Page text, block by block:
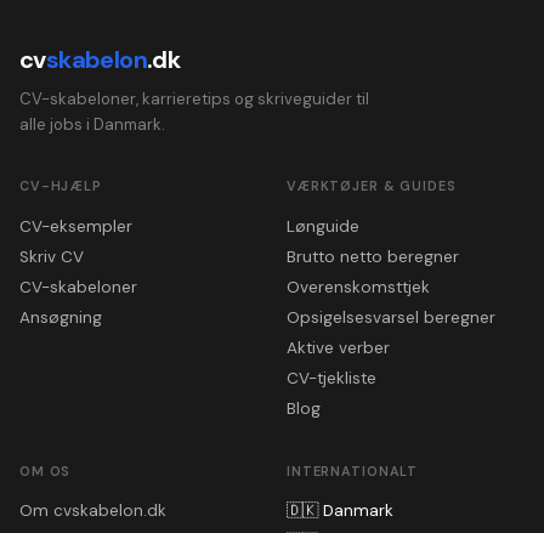
cvskabelon.dk
CV-skabeloner, karrieretips og skriveguider til
alle jobs i Danmark.
CV-HJÆLP
CV-eksempler
Skriv CV
CV-skabeloner
Ansøgning
VÆRKTØJER & GUIDES
Lønguide
Brutto netto beregner
Overenskomsttjek
Opsigelsesvarsel beregner
Aktive verber
CV-tjekliste
Blog
OM OS
Om cvskabelon.dk
INTERNATIONALT
🇩🇰 Danmark